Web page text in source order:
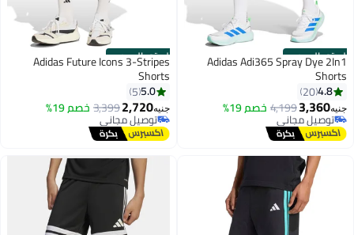
الستور الرسمي
Adidas Adi365 Spray Dye 2In1
Shorts
4.8
20
جنيه3,360
4,199خصم 19%
توصيل مجاني
توصيل مجاني
الستور الرسمي
Adidas Future Icons 3-Stripes
Shorts
5.0
5
جنيه2,720
3,399خصم 19%
توصيل مجاني
توصيل مجاني